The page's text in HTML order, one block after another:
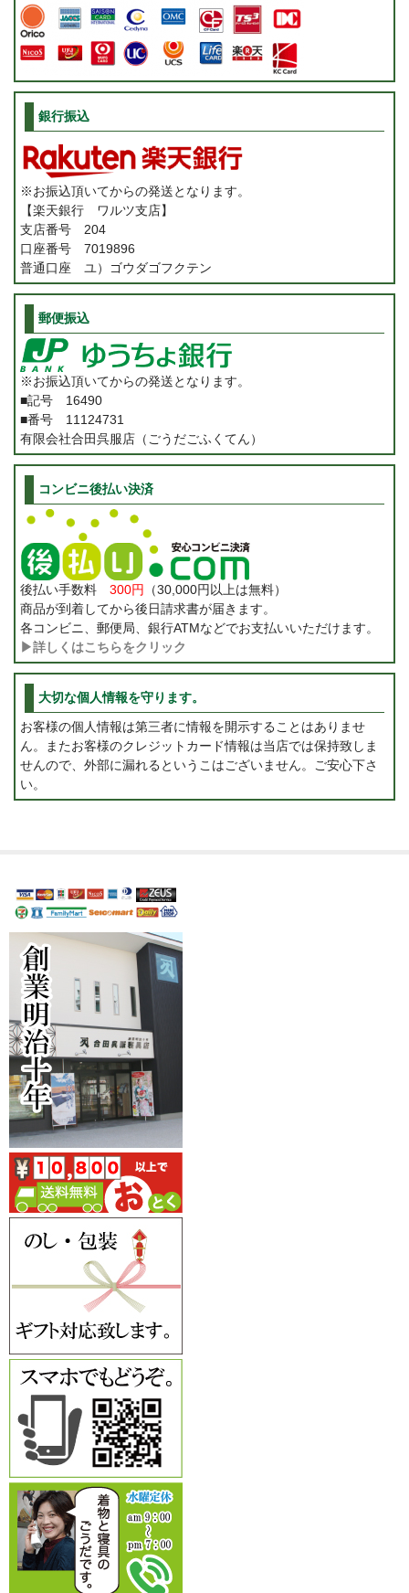
銀行振込
※お振込頂いてからの発送となります。
【楽天銀行 ワルツ支店】
支店番号 204
口座番号 7019896
普通口座 ユ）ゴウダゴフクテン
郵便振込
※お振込頂いてからの発送となります。
■記号 16490
■番号 11124731
有限会社合田呉服店（ごうだごふくてん）
コンビニ後払い決済
後払い手数料 300円
（30,000円以上は無料）
商品が到着してから後日請求書が届きます。
各コンビニ、郵便局、銀行ATMなどでお支払いいただけます。
▶詳しくはこちらをクリック
大切な個人情報を守ります。
お客様の個人情報は第三者に情報を開示することはありませ
ん。またお客様のクレジットカード情報は当店では保持致しま
せんので、外部に漏れるというこはございません。ご安心下さ
い。